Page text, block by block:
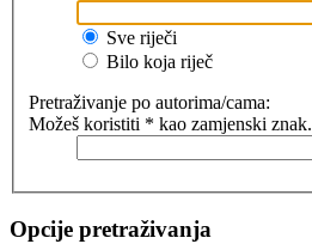
Sve riječi
Bilo koja riječ
Pretraživanje po autorima/cama:
Možeš koristiti * kao zamjenski znak.
Opcije pretraživanja